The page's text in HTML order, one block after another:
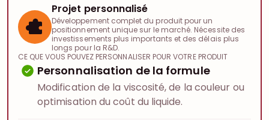
Projet personnalisé
Développement complet du produit pour un
positionnement unique sur le marché. Nécessite des
investissements plus importants et des délais plus
longs pour la R&D.
CE QUE VOUS POUVEZ PERSONNALISER POUR VOTRE PRODUIT
Personnalisation de la formule
Modification de la viscosité, de la couleur ou
optimisation du coût du liquide.